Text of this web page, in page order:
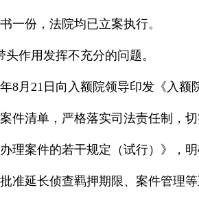
一份，法院均已立案执行。
头作用发挥不充分的问题。
8月21日向入额院领导印发《入
件清单，严格落实司法责任制，
理案件的若干规定（试行）》，
准延长侦查羁押期限、案件管理